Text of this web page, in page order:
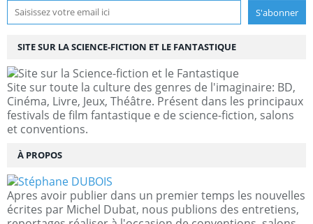
SITE SUR LA SCIENCE-FICTION ET LE FANTASTIQUE
Site sur toute la culture des genres de l'imaginaire: BD,
Cinéma, Livre, Jeux, Théâtre. Présent dans les principaux
festivals de film fantastique e de science-fiction, salons
et conventions.
À PROPOS
Apres avoir publier dans un premier temps les nouvelles
écrites par Michel Dubat, nous publions des entretiens,